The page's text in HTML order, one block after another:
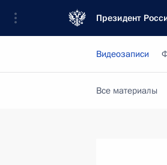
Президент
Видеозаписи
Все материалы